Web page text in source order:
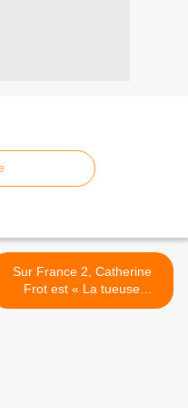
Sur France 2, Catherine
Frot est « La tueuse
caméléon » dans un thriller